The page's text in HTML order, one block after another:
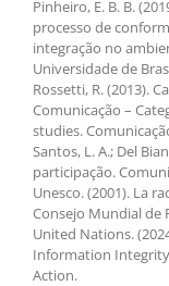
Pinheiro, E. B. B.
processo de
integração no
Universidade de
Rossetti, R. (2013).
Comunicação –
studies.
Santos, L. A.; Del
participação.
Unesco. (2001). La
Consejo Mundial de
United Nations.
Information
Action.